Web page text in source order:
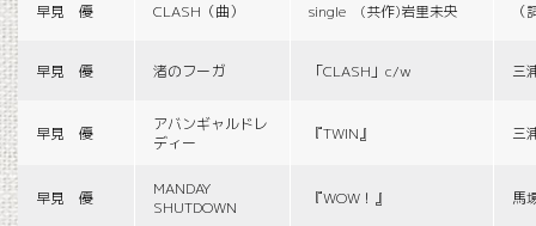
早見 優 CLASH（曲） single (共作)岩里未央
早見 優 渚のフーガ 「CLASH」c/w 三
早見 優
アバンギャルドレ
ディー
『TWIN』 三
早見 優
MANDAY
SHUTDOWN
『WOW！』 馬